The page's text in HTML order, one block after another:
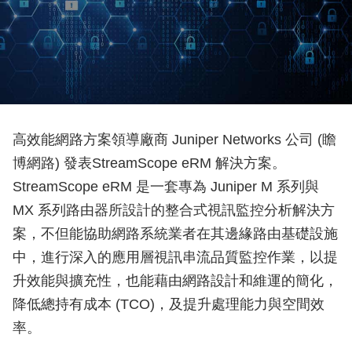
高效能網路方案領導廠商 Juniper Networks 公司 (瞻
博網路) 發表StreamScope eRM 解決方案。
StreamScope eRM 是一套專為 Juniper M 系列與
MX 系列路由器所設計的整合式視訊監控分析解決方
案，不但能協助網路系統業者在其邊緣路由基礎設施
中，進行深入的應用層視訊串流品質監控作業，以提
升效能與擴充性，也能藉由網路設計和維運的簡化，
降低總持有成本 (TCO)，及提升處理能力與空間效
率。